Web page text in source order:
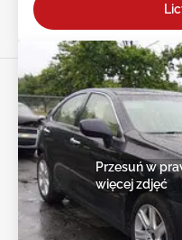
Przesuń w
więcej zdjęć